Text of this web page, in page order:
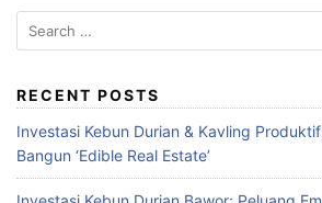
Search
for:
RECENT POSTS
Investasi Kebun Durian & Kavling
Bangun ‘Edible Real Estate’